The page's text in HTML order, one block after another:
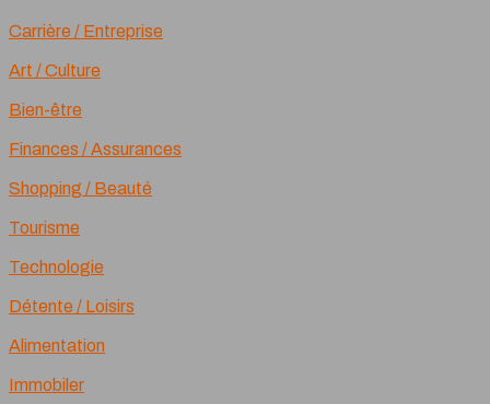
Carrière / Entreprise
Art / Culture
Bien-être
Finances / Assurances
Shopping / Beauté
Tourisme
Technologie
Détente / Loisirs
Alimentation
Immobiler